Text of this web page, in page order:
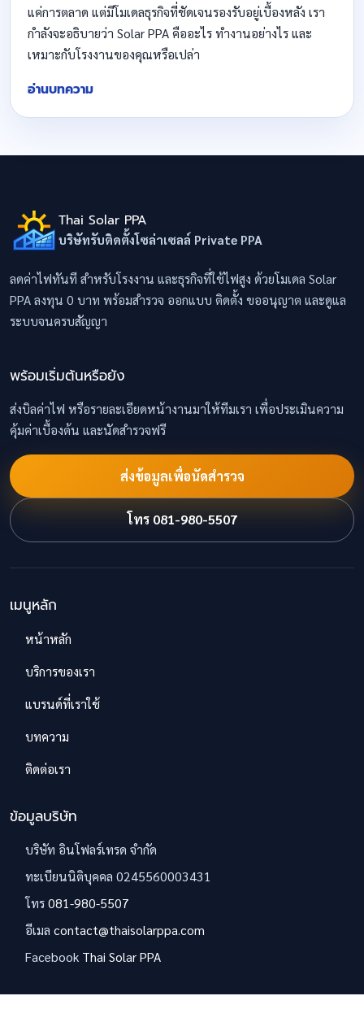
แค่การตลาด แต่มีโมเดลธุรกิจที่ชัดเจนรองรับอยู่เบื้องหลัง เรา
กำลังจะอธิบายว่า Solar PPA คืออะไร ทำงานอย่างไร และ
เหมาะกับโรงงานของคุณหรือเปล่า
อ่านบทความ
Thai Solar PPA
บริษัทรับติดตั้งโซล่าเซลล์ Private PPA
ลดค่าไฟทันที สำหรับโรงงาน และธุรกิจที่ใช้ไฟสูง ด้วยโมเดล Solar
PPA ลงทุน 0 บาท พร้อมสำรวจ ออกแบบ ติดตั้ง ขออนุญาต และดูแล
ระบบจนครบสัญญา
พร้อมเริ่มต้นหรือยัง
ส่งบิลค่าไฟ หรือรายละเอียดหน้างานมาให้ทีมเรา เพื่อประเมินความ
คุ้มค่าเบื้องต้น และนัดสำรวจฟรี
ส่งข้อมูลเพื่อนัดสำรวจ
โทร 081-980-5507
เมนูหลัก
หน้าหลัก
บริการของเรา
แบรนด์ที่เราใช้
บทความ
ติดต่อเรา
ข้อมูลบริษัท
บริษัท อินโฟลร์เทรด จำกัด
ทะเบียนนิติบุคคล 0245560003431
โทร081-980-5507
อีเมล contact@thaisolarppa.com
Facebook Thai Solar PPA